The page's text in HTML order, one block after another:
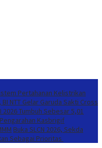
Pertahanan Kelistrikan
NTT Gelar Garuda Sakti Cross
2026 Tumbuh Sebesar 5,01
Kasbrigif
Buka SLCN 2026, Sekda
Sebagai Prioritas